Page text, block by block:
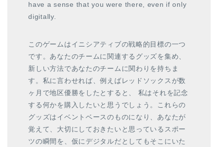
have a sense that you were there, even if only
digitally.
このゲームはイニシアティブの戦略的目標の一つ
です。 あなたのチームに関連するグッズを集め、
新しい方法であなたのチームに関わりを持ちま
す。 私に言わせれば、例えばレッドソックスが数
ヶ月で地区優勝をしたとすると、 私はそれを記念
する何かを購入したいと思うでしょう。
これらの
グッズはイベントベースのものになり、あなたが
覚えて、大切にしておきたいと思っているスポー
ツの瞬間を、仮にデジタルだとしてもそこにいた